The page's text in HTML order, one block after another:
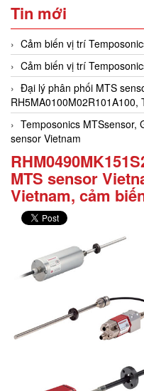
Tin mới
Cảm biến vị trí
Cảm biến vị trí
Đại lý phân phối MTS
RH5MA0100M02R101A100,
Temposonics MTSsensor,
sensor Vietnam
MTS sensor
Vietnam, cảm